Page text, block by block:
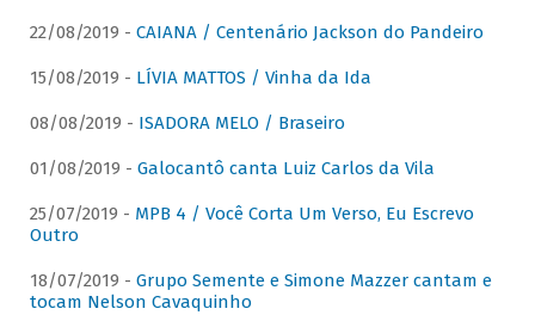
22/08/2019 - CAIANA / Centenário Jackson do Pandeiro
15/08/2019 - LÍVIA MATTOS / Vinha da Ida
08/08/2019 - ISADORA MELO / Braseiro
01/08/2019 - Galocantô canta Luiz Carlos da Vila
25/07/2019 - MPB 4 / Você Corta Um Verso, Eu Escrevo
Outro
18/07/2019 - Grupo Semente e Simone Mazzer cantam e
tocam Nelson Cavaquinho